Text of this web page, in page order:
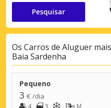
Pesquisar
Os Carros de Aluguer
Baia Sardenha
Pequeno
3 € /dia
4 3 M